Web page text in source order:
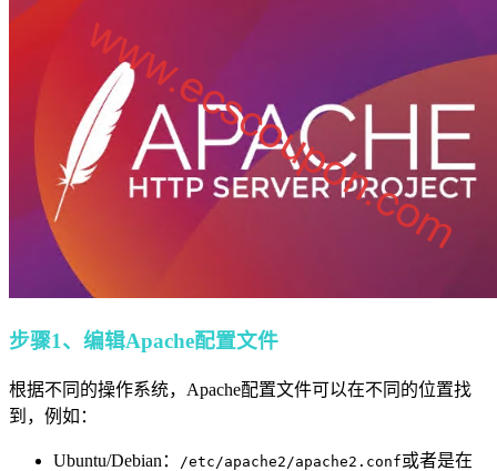
步骤1、编辑Apache配置文件
根据不同的操作系统，Apache配置文件可以在不同的位置找
到，例如：
Ubuntu/Debian： /etc/apache2/apache2.conf或者是在